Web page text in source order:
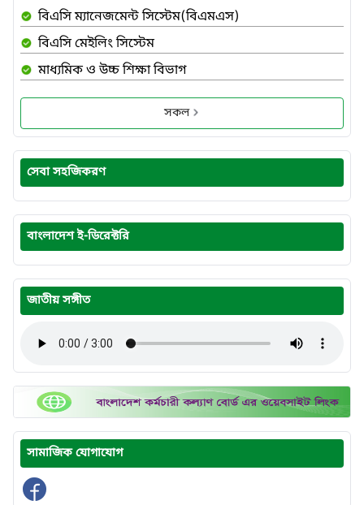
বিএসি ম্যানেজমেন্ট সিস্টেম(বিএমএস)
বিএসি মেইলিং সিস্টেম
মাধ্যমিক ও উচ্চ শিক্ষা বিভাগ
সকল
সেবা সহজিকরণ
বাংলাদেশ ই-ডিরেক্টরি
জাতীয় সঙ্গীত
সামাজিক যোগাযোগ